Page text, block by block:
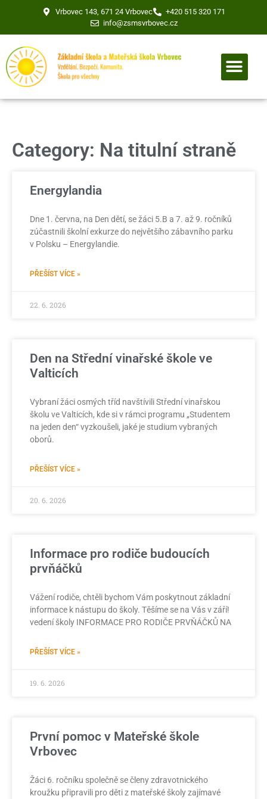
Vrbovec 143, 671 24 Vrbovec
+420 515 320 171
info@zsmsvrbovec.cz
Category: Na titulní straně
Energylandia
Dne 1. června, na Den dětí, se žáci 5.B a 7. až 9. ročníků
zúčastnili školní exkurze do největšího zábavního parku
v Polsku – Energylandie.
PŘEŠÍST VÍCE »
22. 6. 2026
Den na Střední vinařské škole ve
Valticích
Vybraní žáci osmých tříd navštívili Střední vinařskou
školu ve Valticích, kde si v rámci programu „Studentem
na jeden den“ vyzkoušeli, jaké je studium vybraných
oborů.
PŘEŠÍST VÍCE »
20. 6. 2026
Informace pro rodiče budoucích
prvňáčků
Vážení rodiče, chtěli bychom Vám poskytnout základní
informace k nástupu do školy. Těšíme se na Vás v září!
vedení školy INFORMACE PRO RODIČE PRVŇÁČKŮ NA
PŘEŠÍST VÍCE »
19. 6. 2026
První pomoc v Mateřské škole
Vrbovec
Žáci 6. ročníku společně se členy zdravotnického
kroužku připravili pro děti z mateřské školy zajímavé